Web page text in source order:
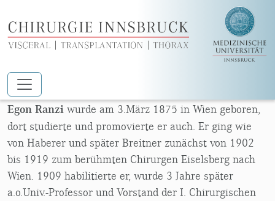
Zum Hauptinhalt springen
EGON RANZI
Egon Ranzi wurde am 3.März 1875 in Wien geboren,
dort studierte und promovierte er auch. Er ging wie
von Haberer und später Breitner zunächst von 1902
bis 1919 zum berühmten Chirurgen Eiselsberg nach
Wien. 1909 habilitierte er, wurde 3 Jahre später
a.o.Univ.-Professor und Vorstand der I. Chirurgischen